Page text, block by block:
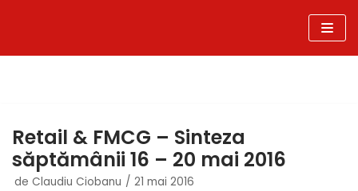
Retail & FMCG – Sinteza
săptămânii 16 – 20 mai 2016
de Claudiu Ciobanu 21 mai 2016